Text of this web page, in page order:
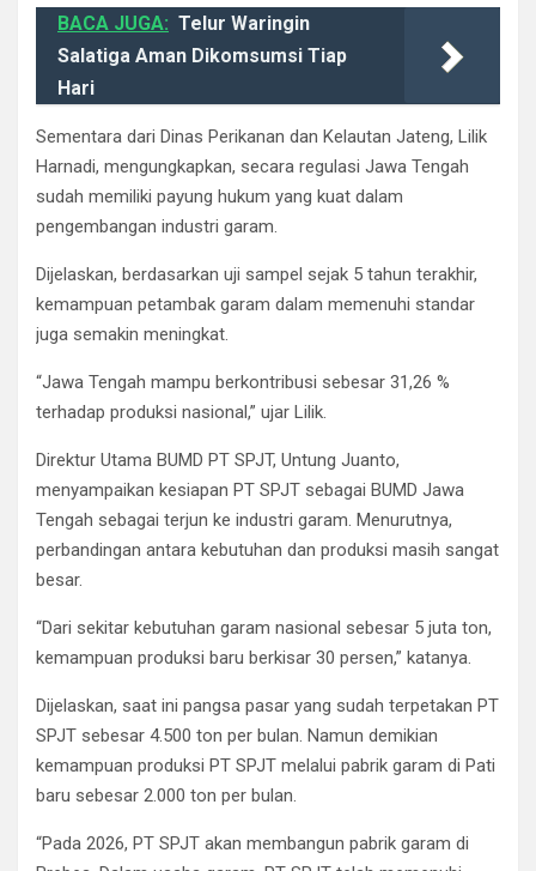
BACA JUGA: Telur Waringin
Salatiga Aman Dikomsumsi Tiap
Hari
Sementara dari Dinas Perikanan dan Kelautan Jateng, Lilik
Harnadi, mengungkapkan, secara regulasi Jawa Tengah
sudah memiliki payung hukum yang kuat dalam
pengembangan industri garam.
Dijelaskan, berdasarkan uji sampel sejak 5 tahun terakhir,
kemampuan petambak garam dalam memenuhi standar
juga semakin meningkat.
“Jawa Tengah mampu berkontribusi sebesar 31,26 %
terhadap produksi nasional,” ujar Lilik.
Direktur Utama BUMD PT SPJT, Untung Juanto,
menyampaikan kesiapan PT SPJT sebagai BUMD Jawa
Tengah sebagai terjun ke industri garam. Menurutnya,
perbandingan antara kebutuhan dan produksi masih sangat
besar.
“Dari sekitar kebutuhan garam nasional sebesar 5 juta ton,
kemampuan produksi baru berkisar 30 persen,” katanya.
Dijelaskan, saat ini pangsa pasar yang sudah terpetakan PT
SPJT sebesar 4.500 ton per bulan. Namun demikian
kemampuan produksi PT SPJT melalui pabrik garam di Pati
baru sebesar 2.000 ton per bulan.
“Pada 2026, PT SPJT akan membangun pabrik garam di